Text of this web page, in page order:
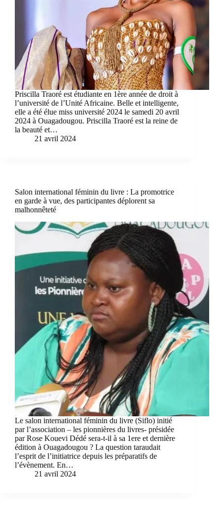
Priscilla Traoré est étudiante en 1ère année de droit à
l’université de l’Unité Africaine. Belle et intelligente,
elle a été élue miss université 2024 le samedi 20 avril
2024 à Ouagadougou. Priscilla Traoré est la reine de
la beauté et…
21 avril 2024
Salon international féminin du livre : La promotrice
en garde à vue, des participantes déplorent sa
malhonnêteté
Le salon international féminin du livre (Siflo) initié
par l’association – les pionnières du livres- présidée
par Rose Kouevi Dédé sera-t-il à sa 1ere et dernière
édition à Ouagadougou ? La question taraudait
l’esprit de l’initiatrice depuis les préparatifs de
l’évènement. En…
21 avril 2024